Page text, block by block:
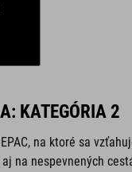
KATEGÓRIA 2
na ktoré sa
na nespevnených